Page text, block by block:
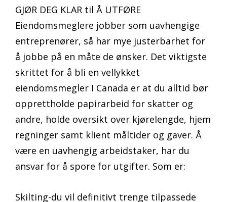
GJØR DEG KLAR til Å UTFØRE
Eiendomsmeglere jobber som uavhengige
entreprenører, så har mye justerbarhet for
å jobbe på en måte de ønsker. Det viktigste
skrittet for å bli en vellykket
eiendomsmegler I Canada er at du alltid bør
opprettholde papirarbeid for skatter og
andre, holde oversikt over kjørelengde, hjem
regninger samt klient måltider og gaver. Å
være en uavhengig arbeidstaker, har du
ansvar for å spore for utgifter. Som er:
Skilting-du vil definitivt trenge tilpassede